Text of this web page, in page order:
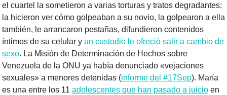
el cuartel la sometieron a varias torturas y tratos degradantes:
la hicieron ver cómo golpeaban a su novio, la golpearon a ella
también, le arrancaron pestañas, difundieron contenidos
íntimos de su celular y un custodio le ofreció salir a cambio de
sexo. La Misión de Determinación de Hechos sobre
Venezuela de la ONU ya había denunciado «vejaciones
sexuales» a menores detenidas (informe del #17Sep). María
es una entre los 11 adolescentes que han pasado a juicio en